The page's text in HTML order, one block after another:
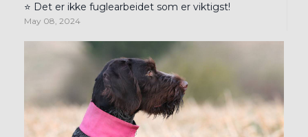
⭐ Det er ikke fuglearbeidet som er viktigst!
May 08, 2024